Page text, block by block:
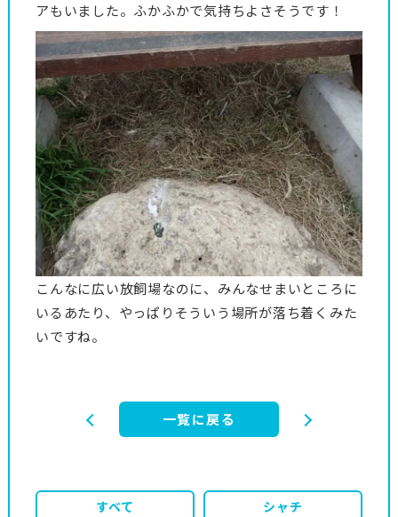
アもいました。ふかふかで気持ちよさそうです！
こんなに広い放飼場なのに、みんなせまいところに
いるあたり、やっぱりそういう場所が落ち着くみた
いですね。
一覧に戻る
すべて シャチ